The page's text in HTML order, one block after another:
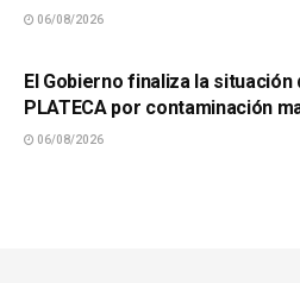
06/08/2026
El Gobierno finaliza la
PLATECA por contaminación
06/08/2026